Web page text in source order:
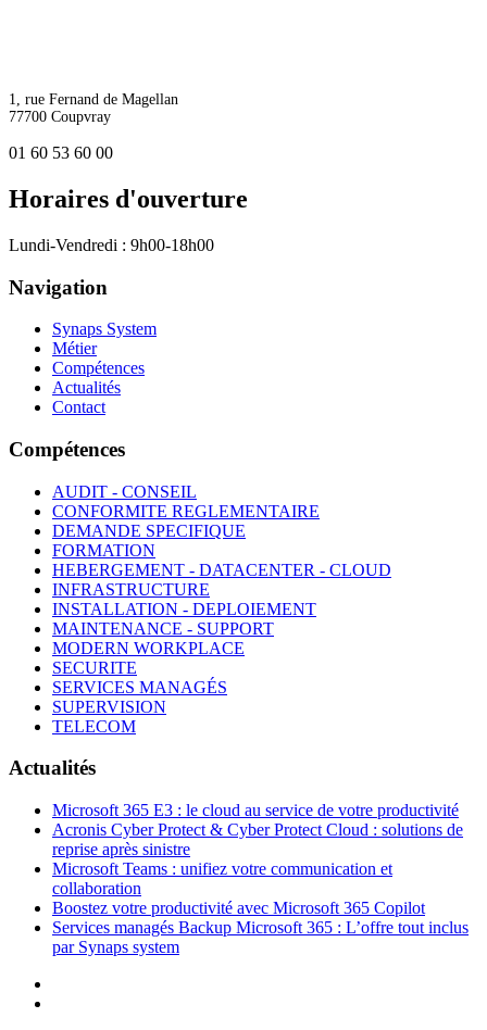
1, rue Fernand de Magellan
77700 Coupvray
01 60 53 60 00
Horaires d'ouverture
Lundi-Vendredi : 9h00-18h00
Navigation
Synaps System
Métier
Compétences
Actualités
Contact
Compétences
AUDIT - CONSEIL
CONFORMITE REGLEMENTAIRE
DEMANDE SPECIFIQUE
FORMATION
HEBERGEMENT - DATACENTER - CLOUD
INFRASTRUCTURE
INSTALLATION - DEPLOIEMENT
MAINTENANCE - SUPPORT
MODERN WORKPLACE
SECURITE
SERVICES MANAGÉS
SUPERVISION
TELECOM
Actualités
Microsoft 365 E3 : le cloud au service de votre productivité
Acronis Cyber Protect & Cyber Protect Cloud : solutions de
reprise après sinistre
Microsoft Teams : unifiez votre communication et
collaboration
Boostez votre productivité avec Microsoft 365 Copilot
Services managés Backup Microsoft 365 : L’offre tout inclus
par Synaps system